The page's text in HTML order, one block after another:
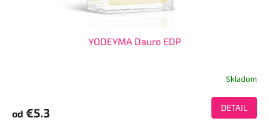
YODEYMA Dauro EDP
Skladom
od €5.3 DETAIL